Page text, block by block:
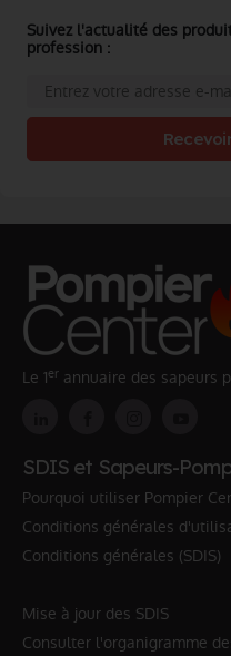
Suivez l'actualité des
profession :
Le 1er annuaire des sapeurs
SDIS et Sapeurs-
Pourquoi utiliser Pompier
Conditions générales
Conditions générales (SDIS)
Mise à jour des SDIS
Consulter l'organigramme